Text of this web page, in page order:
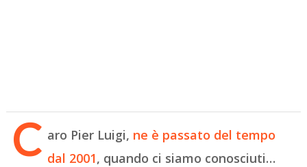
C aro Pier Luigi, ne è passato del tempo
dal 2001, quando ci siamo conosciuti…